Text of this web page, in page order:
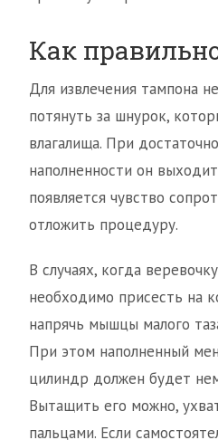
Как
Для извлечения тампона
потянуть за шнурок,
влагалища. При
наполненности он
появляется чувство
отложить процедуру.
В случаях, когда
необходимо присесть на
напрячь мышцы малого
При этом наполненный
цилиндр должен будет
Вытащить его можно,
пальцами. Если